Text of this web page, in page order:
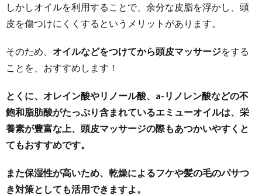
しかしオイルを利用することで、余分な皮脂を浮かし、頭
皮を傷つけにくくするというメリットがあります。
そのため、 オイルなどをつけてから頭皮マッサージをする
ことを、おすすめします！
とくに、オレイン酸やリノール酸、a-リノレン酸などの不
飽和脂肪酸がたっぷり含まれているエミューオイルは、栄
養素が豊富な上、頭皮マッサージの際もあつかいやすくと
てもおすすめです。
また保湿性が高いため、乾燥によるフケや髪の毛のパサつ
き対策としても活用できますよ。